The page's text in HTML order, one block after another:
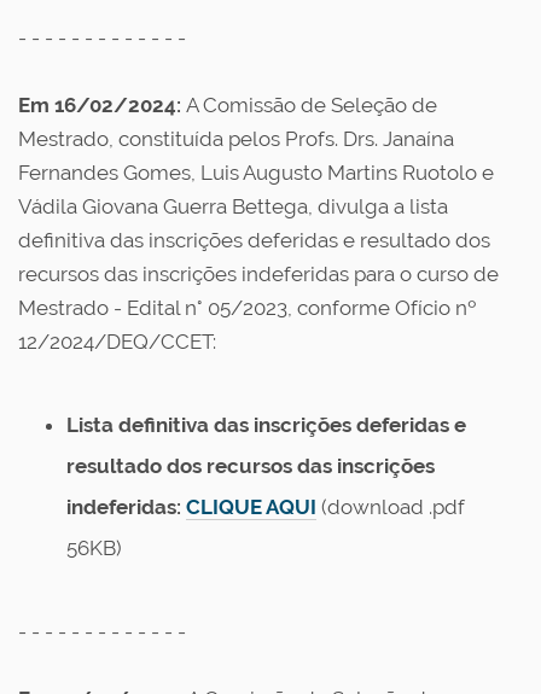
- - - - - - - - - - - - -
Em 16/02/2024: A Comissão de Seleção de
Mestrado, constituída pelos Profs. Drs. Janaína
Fernandes Gomes, Luis Augusto Martins Ruotolo e
Vádila Giovana Guerra Bettega, divulga a lista
definitiva das inscrições deferidas e resultado dos
recursos das inscrições indeferidas para o curso de
Mestrado - Edital n° 05/2023, conforme Ofício nº
12/2024/DEQ/CCET:
Lista definitiva das inscrições deferidas e
resultado dos recursos das inscrições
indeferidas: CLIQUE AQUI (download .pdf
56KB)
- - - - - - - - - - - - -